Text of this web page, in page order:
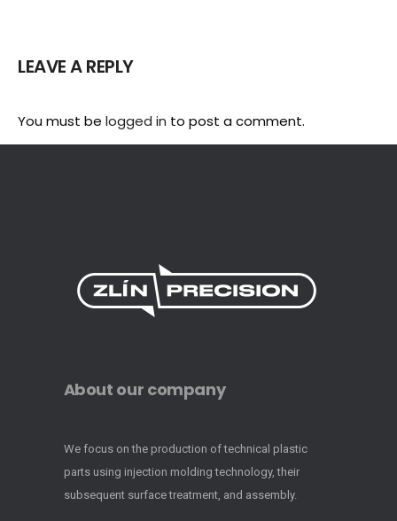
LEAVE A REPLY
You must be logged in to post a comment.
About our company
We focus on the production of technical plastic
parts using injection molding technology, their
subsequent surface treatment, and assembly.